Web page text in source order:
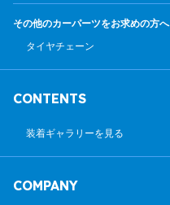
その他のカーパーツをお求めの方へ
タイヤチェーン
CONTENTS
装着ギャラリーを見る
COMPANY